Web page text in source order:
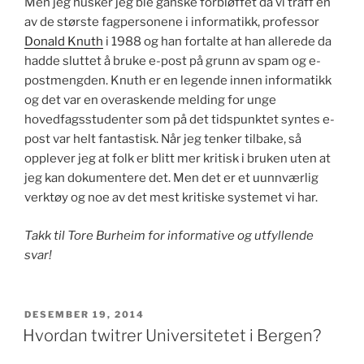
av de største fagpersonene i informatikk, professor
Donald Knuth i 1988 og han fortalte at han allerede da
hadde sluttet å bruke e-post på grunn av spam og e-
postmengden. Knuth er en legende innen informatikk
og det var en overaskende melding for unge
hovedfagsstudenter som på det tidspunktet syntes e-
post var helt fantastisk. Når jeg tenker tilbake, så
opplever jeg at folk er blitt mer kritisk i bruken uten at
jeg kan dokumentere det. Men det er et uunnværlig
verktøy og noe av det mest kritiske systemet vi har.
Takk til Tore Burheim for informative og utfyllende
svar!
PUBLISERT
DESEMBER 19, 2014
Hvordan twitrer Universitetet i Bergen?